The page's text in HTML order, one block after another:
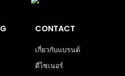
CONTACT
เกี่ยวกับแบรนด์
ดีไซเนอร์